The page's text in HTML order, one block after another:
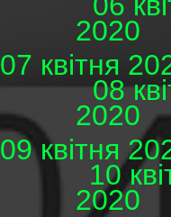
2020
07 квітня
08
2020
09 квітня
10
2020